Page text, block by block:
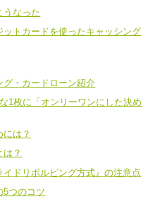
うなった
トカードを使ったキャッシング
グ・カードローン紹介
1枚に「オンリーワンにした決め
は？
？
ドリボルビング方式』の注意点
5つのコツ